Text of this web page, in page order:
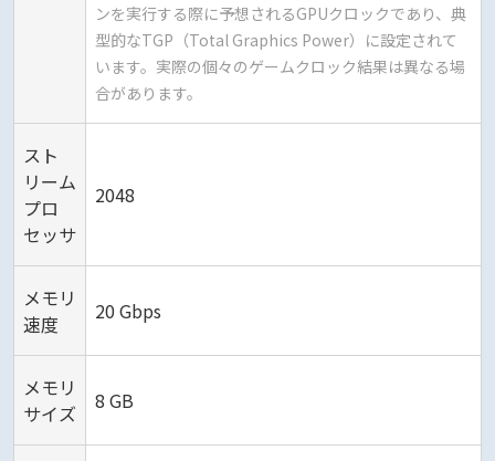
ンを実行する際に予想されるGPUクロックであり、典
型的なTGP（Total Graphics Power）に設定されて
います。実際の個々のゲームクロック結果は異なる場
合があります。
スト
リーム
プロ
セッサ
2048
メモリ
速度
20 Gbps
メモリ
サイズ
8 GB